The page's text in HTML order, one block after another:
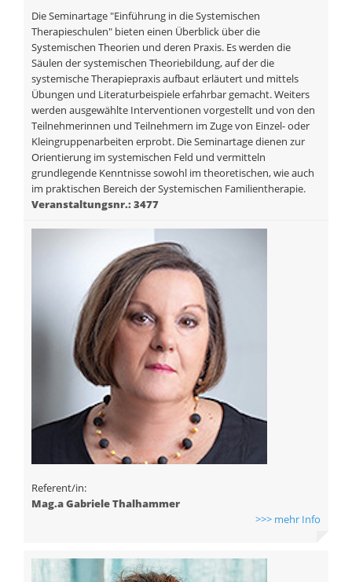
Die Seminartage "Einführung in die Systemischen
Therapieschulen" bieten einen Überblick über die
Systemischen Theorien und deren Praxis. Es werden die
Säulen der systemischen Theoriebildung, auf der die
systemische Therapiepraxis aufbaut erläutert und mittels
Übungen und Literaturbeispiele erfahrbar gemacht. Weiters
werden ausgewählte Interventionen vorgestellt und von den
Teilnehmerinnen und Teilnehmern im Zuge von Einzel- oder
Kleingruppenarbeiten erprobt. Die Seminartage dienen zur
Orientierung im systemischen Feld und vermitteln
grundlegende Kenntnisse sowohl im theoretischen, wie auch
im praktischen Bereich der Systemischen Familientherapie.
Veranstaltungsnr.: 3477
Referent/in:
Mag.a Gabriele Thalhammer
>>> mehr Info